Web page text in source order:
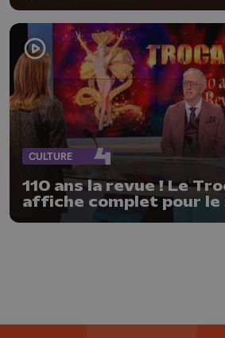
CULTURE
110 ans la revue ! Le
affiche complet pour le